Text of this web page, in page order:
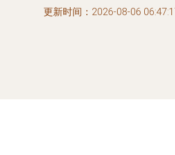
更新时间：2026-08-06